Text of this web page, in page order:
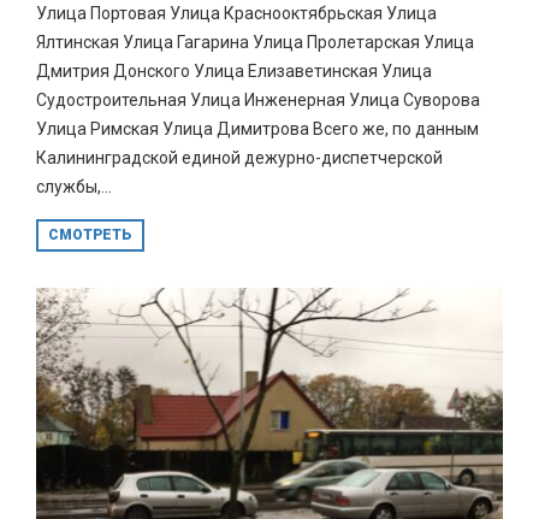
Улица Портовая Улица Краснооктябрьская Улица
Ялтинская Улица Гагарина Улица Пролетарская Улица
Дмитрия Донского Улица Елизаветинская Улица
Судостроительная Улица Инженерная Улица Суворова
Улица Римская Улица Димитрова Всего же, по данным
Калининградской единой дежурно-диспетчерской
службы,...
СМОТРЕТЬ